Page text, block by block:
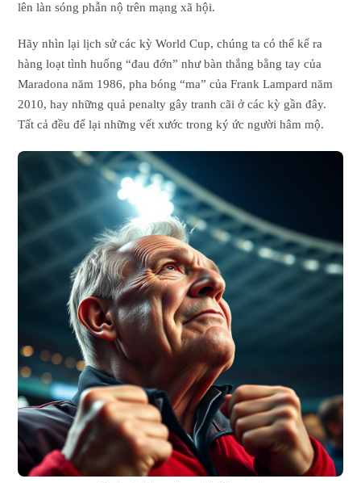
lên làn sóng phẫn nộ trên mạng xã hội.
Hãy nhìn lại lịch sử các kỳ World Cup, chúng ta có thể kể ra
hàng loạt tình huống “đau đớn” như bàn thắng bằng tay của
Maradona năm 1986, pha bóng “ma” của Frank Lampard năm
2010, hay những quả penalty gây tranh cãi ở các kỳ gần đây.
Tất cả đều để lại những vết xước trong ký ức người hâm mộ.